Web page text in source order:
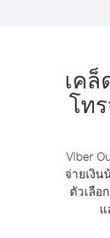
เค
โท
Viber
จ่ายเงิน
ตัวเลือ
แ